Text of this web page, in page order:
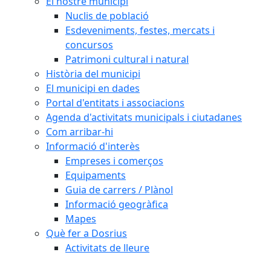
Nuclis de població
Esdeveniments, festes, mercats i
concursos
Patrimoni cultural i natural
Història del municipi
El municipi en dades
Portal d'entitats i associacions
Agenda d'activitats municipals i ciutadanes
Com arribar-hi
Informació d'interès
Empreses i comerços
Equipaments
Guia de carrers / Plànol
Informació geogràfica
Mapes
Què fer a Dosrius
Activitats de lleure